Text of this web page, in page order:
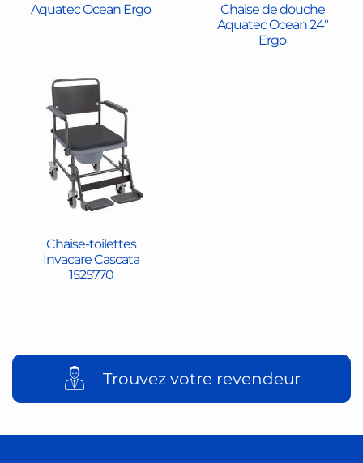
Aquatec Ocean Ergo
Chaise de douche
Aquatec Ocean 24"
Ergo
Chaise-toilettes
Invacare Cascata
1525770
Trouvez votre revendeur